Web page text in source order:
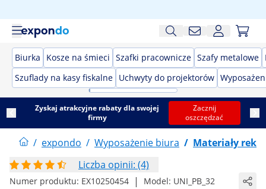
Biurka Kosze na śmieci Szafki pracownicze Szafy metalowe
Szuflady na kasy fiskalne Uchwyty do projektorów
Zyskaj atrakcyjne rabaty dla swojej
firmy
Zacznij
oszczędzać
/ expondo / Wyposażenie biura / Materiały
Liczba opinii: (4)
Numer produktu: EX10250454 | Model: UNI_PB_32